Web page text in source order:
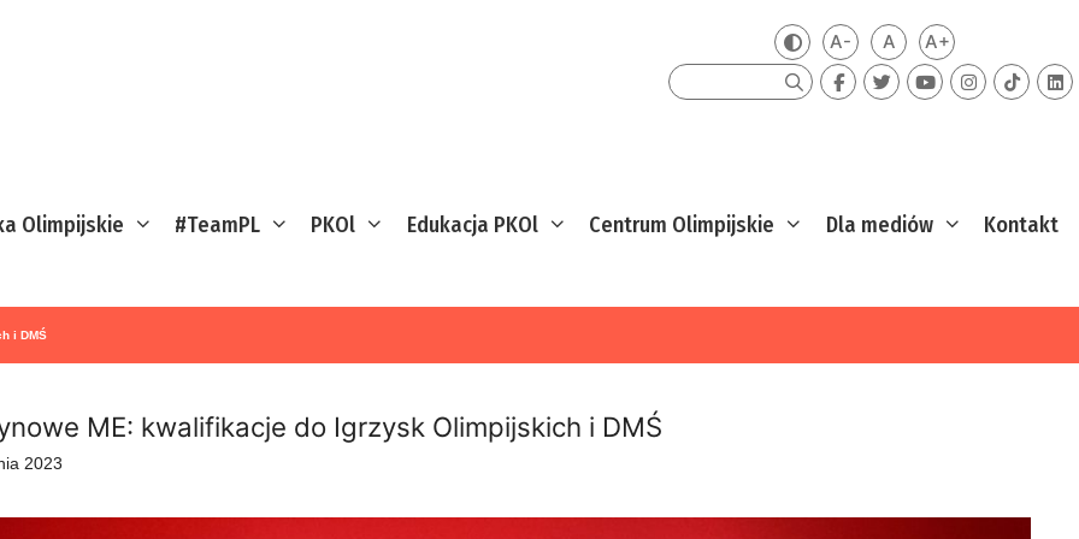
Zmień kontrast
A-Mniejsza czcionka
ADomyślna czcionka
A+Większa
Szukaj
Olimpijskie #TeamPL PKOl Edukacja PKOl Centrum Olimpijskie Dla mediów Kontakt
i DMŚ
ME: kwalifikacje do Igrzysk Olimpijskich i DMŚ
2023